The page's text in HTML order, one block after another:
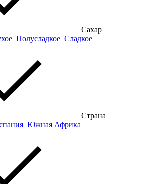
Сахар
Полусладкое Сладкое
Страна
Южная Африка